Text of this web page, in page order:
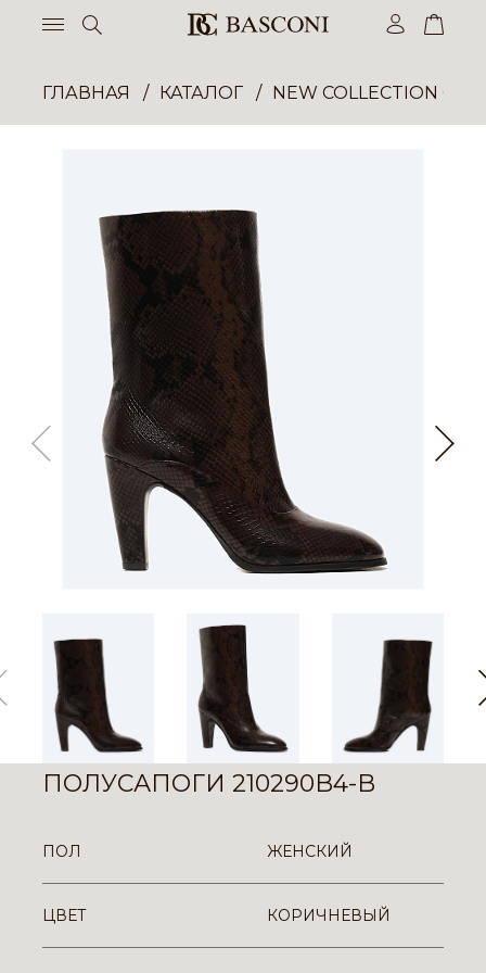
ГЛАВНАЯ КАТАЛОГ NEW COLLECTION
ПОЛУСАПОГИ 210290B4-B
ПОЛ ЖЕНСКИЙ
ЦВЕТ КОРИЧНЕВЫЙ